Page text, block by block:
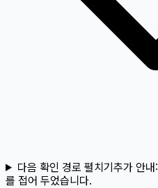
다음 확인 경로 펼치기추가 안내:
를 접어 두었습니다.